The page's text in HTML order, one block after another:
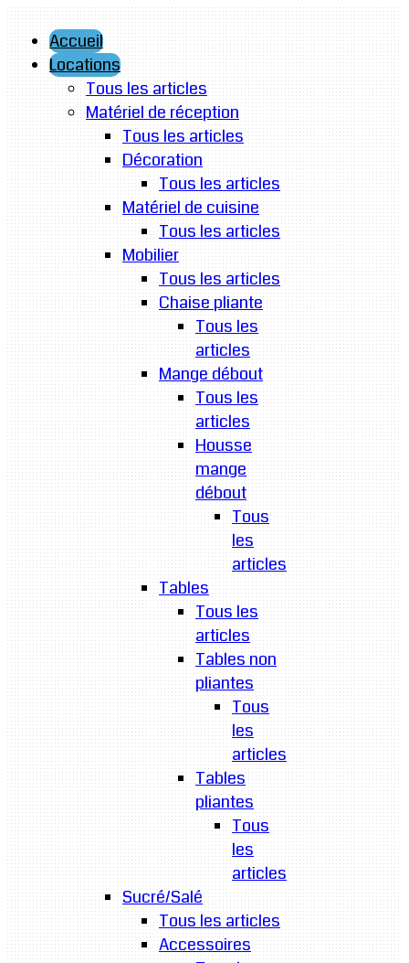
Accueil
Locations
Tous les articles
Matériel de réception
Tous les articles
Décoration
Tous les articles
Matériel de cuisine
Tous les articles
Mobilier
Tous les articles
Chaise pliante
Tous les
articles
Mange débout
Tous les
articles
Housse
mange
débout
Tous
les
articles
Tables
Tous les
articles
Tables non
pliantes
Tous
les
articles
Tables
pliantes
Tous
les
articles
Sucré/Salé
Tous les articles
Accessoires